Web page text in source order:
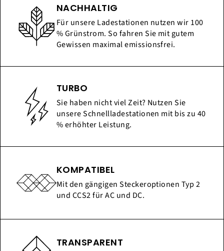
NACHHALTIG
Für unsere Ladestationen nutzen wir 100
% Grünstrom. So fahren Sie mit gutem
Gewissen maximal emissionsfrei.
TURBO
Sie haben nicht viel Zeit? Nutzen Sie
unsere Schnellladestationen mit bis zu 40
% erhöhter Leistung.
KOMPATIBEL
Mit den gängigen Steckeroptionen Typ 2
und CCS2 für AC und DC.
TRANSPARENT